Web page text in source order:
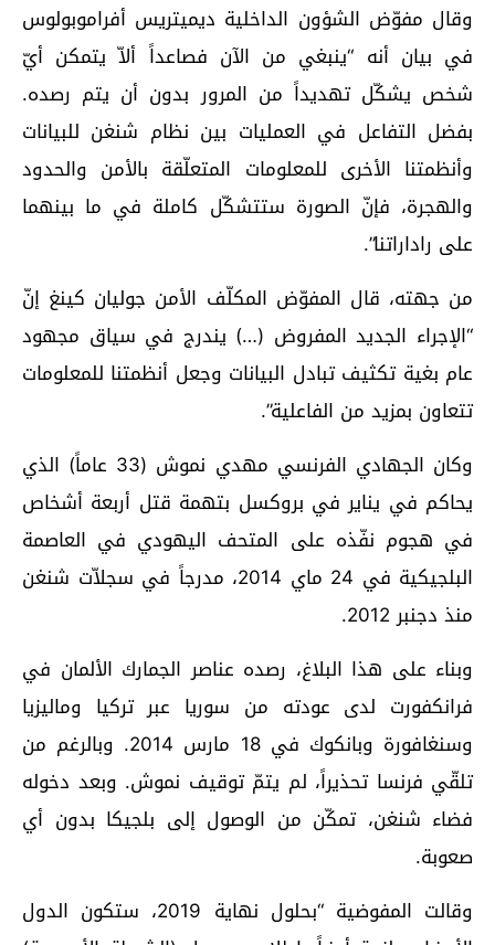
وقال مفوّض الشؤون الداخلية ديميتريس أفراموبولوس
في بيان أنه “ينبغي من الآن فصاعداً ألاّ يتمكن أيّ
شخص يشكّل تهديداً من المرور بدون أن يتم رصده.
بفضل التفاعل في العمليات بين نظام شنغن للبيانات
وأنظمتنا الأخرى للمعلومات المتعلّقة بالأمن والحدود
والهجرة، فإنّ الصورة ستتشكّل كاملة في ما بينهما
على راداراتنا”.
من جهته، قال المفوّض المكلّف الأمن جوليان كينغ إنّ
“الإجراء الجديد المفروض (…) يندرج في سياق مجهود
عام بغية تكثيف تبادل البيانات وجعل أنظمتنا للمعلومات
تتعاون بمزيد من الفاعلية”.
وكان الجهادي الفرنسي مهدي نموش (33 عاماً) الذي
يحاكم في يناير في بروكسل بتهمة قتل أربعة أشخاص
في هجوم نفّذه على المتحف اليهودي في العاصمة
البلجيكية في 24 ماي 2014، مدرجاً في سجلاّت شنغن
منذ دجنبر 2012.
وبناء على هذا البلاغ، رصده عناصر الجمارك الألمان في
فرانكفورت لدى عودته من سوريا عبر تركيا وماليزيا
وسنغافورة وبانكوك في 18 مارس 2014. وبالرغم من
تلقّي فرنسا تحذيراً، لم يتمّ توقيف نموش. وبعد دخوله
فضاء شنغن، تمكّن من الوصول إلى بلجيكا بدون أي
صعوبة.
وقالت المفوضية “بحلول نهاية 2019، ستكون الدول